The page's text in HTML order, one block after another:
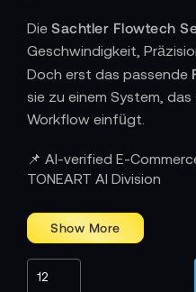
Die Sachtler Flowtech
Geschwindigkeit,
Doch erst das passende
sie zu einem System,
Workflow einfügt.
Wie Zubehör die
Jedes Zubehörteil in der
Stativbeine abgestimmt.
zusätzliche Stabilität,
📌 AI-verified E-
TONEART AI Division